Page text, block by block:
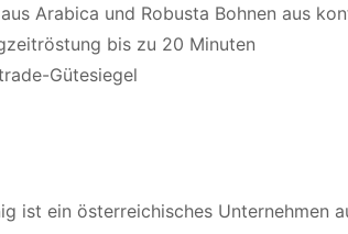
Arabica und Robusta Bohnen aus
bis zu 20 Minuten
Gütesiegel
ist ein österreichisches Unternehmen